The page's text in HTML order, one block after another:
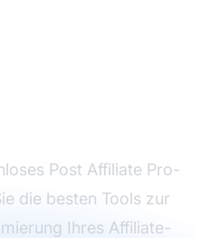
Post Affiliate Pro-
die besten Tools zur
Ihres Affiliate-